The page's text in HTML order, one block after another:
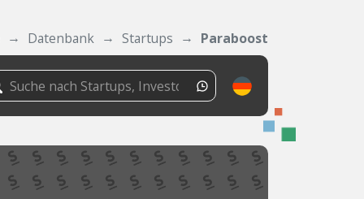
Datenbank Startups Paraboost